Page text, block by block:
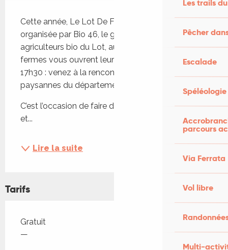
Les trails
Pêcher
Escalade
Spéléologie
parcours
Via Ferrata
Vol libre
Multi-
Cette année, Le Lot De Ferme en Ferme,
organisée par Bio 46, le groupement des
agriculteurs bio du Lot, aura lieu le 26 avril ! 24
fermes vous ouvrent leurs portes de 09h30 à
17h30 : venez à la rencontre de paysans et
paysannes du département.
C’est l’occasion de faire du lien entre producteurs
et...
Lire la suite
Tarifs
Tarifs 2026
Gratuit
—